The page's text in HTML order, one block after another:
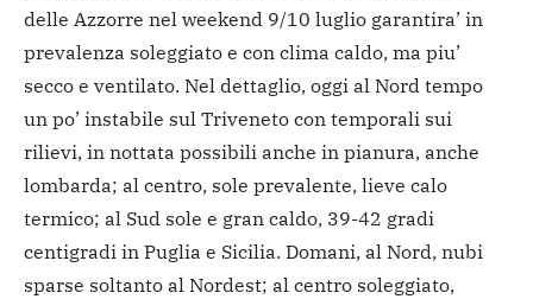
delle Azzorre nel weekend 9/10 luglio garantira’ in
prevalenza soleggiato e con clima caldo, ma piu’
secco e ventilato. Nel dettaglio, oggi al Nord tempo
un po’ instabile sul Triveneto con temporali sui
rilievi, in nottata possibili anche in pianura, anche
lombarda; al centro, sole prevalente, lieve calo
termico; al Sud sole e gran caldo, 39-42 gradi
centigradi in Puglia e Sicilia. Domani, al Nord, nubi
sparse soltanto al Nordest; al centro soleggiato,